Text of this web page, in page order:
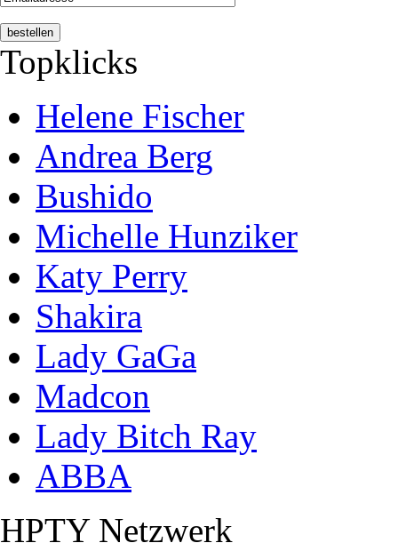
Topklicks
Helene Fischer
Andrea Berg
Bushido
Michelle Hunziker
Katy Perry
Shakira
Lady GaGa
Madcon
Lady Bitch Ray
ABBA
HPTY Netzwerk